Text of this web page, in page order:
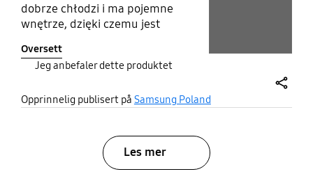
dobrze chłodzi i ma pojemne
wnętrze, dzięki czemu jest
użytkowaniu. Nowoczesny wygląd i
funkcjonalność sprawiają, że mogę
naszej rodzinie
Oversett
Jeg anbefaler dette produktet
Opprinnelig publisert på Samsung Poland
Les mer